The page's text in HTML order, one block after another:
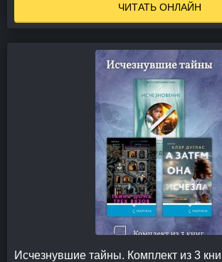
ЧИТАТЬ ОНЛАЙН
Исчезнувшие тайны. Комплект из 3